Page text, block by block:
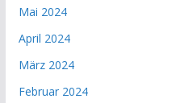
Mai 2024
April 2024
März 2024
Februar 2024